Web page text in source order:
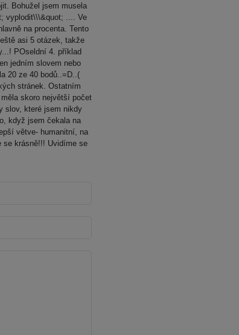
Bohužel jsem musela
vyplodit\\\&quot; .... Ve
na procenta. Tento
asi 5 otázek, takže
POseldní 4. příklad
jedním slovem nebo
20 ze 40 bodů..=D..(
stránek. Ostatním
skoro největší počet
slov, které jsem nikdy
když jsem čekala na
větve- humanitní, na
se krásně!!! Uvidíme se